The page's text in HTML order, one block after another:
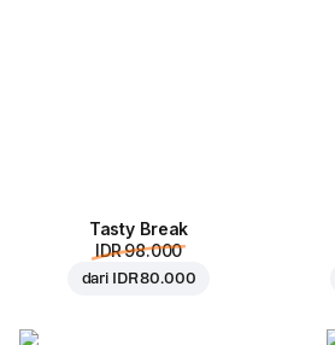
Tasty Break
IDR 98.000
dari IDR 80.000